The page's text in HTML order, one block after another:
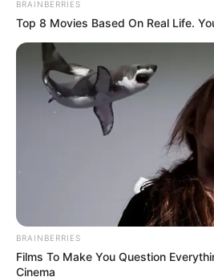
BRAINBERRIES
Top 8 Movies Based On Real Life.
BRAINBERRIES
Films To Make You Question
Cinema